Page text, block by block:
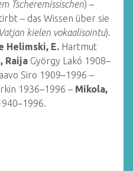
Tscheremissischen) –
– das Wissen über sie
Vatjan kielen vokaalisointu).
Helimski, E. Hartmut
Raija György Lakó 1908–
Siro 1909–1996 –
1936–1996 – Mikola,